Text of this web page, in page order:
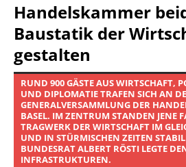
Handelskammer
Baustatik der
gestalten
RUND 900 GÄSTE AUS WIRTSCHAFT,
UND DIPLOMATIE TRAFEN SICH AN
GENERALVERSAMMLUNG DER
BASEL. IM ZENTRUM STANDEN JENE
TRAGWERK DER WIRTSCHAFT IM
UND IN STÜRMISCHEN ZEITEN
BUNDESRAT ALBERT RÖSTI LEGTE
INFRASTRUKTUREN.